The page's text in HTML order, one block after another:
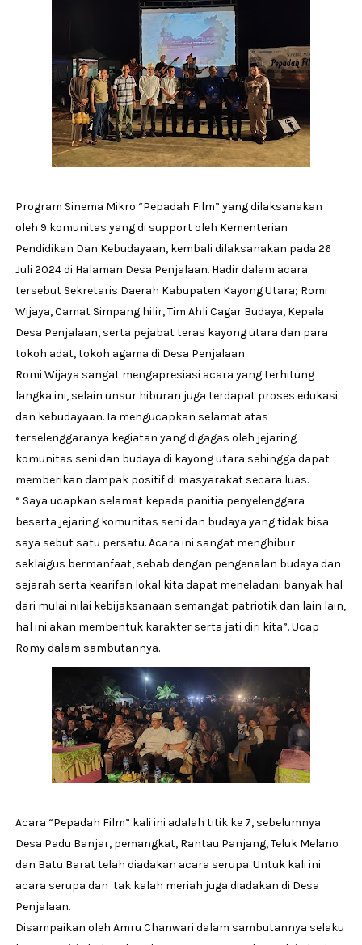
Program Sinema Mikro “Pepadah Film” yang dilaksanakan
oleh 9 komunitas yang di support oleh Kementerian
Pendidikan Dan Kebudayaan, kembali dilaksanakan pada 26
Juli 2024 di Halaman Desa Penjalaan. Hadir dalam acara
tersebut Sekretaris Daerah Kabupaten Kayong Utara; Romi
Wijaya, Camat Simpang hilir, Tim Ahli Cagar Budaya, Kepala
Desa Penjalaan, serta pejabat teras kayong utara dan para
tokoh adat, tokoh agama di Desa Penjalaan.
Romi Wijaya sangat mengapresiasi acara yang terhitung
langka ini, selain unsur hiburan juga terdapat proses edukasi
dan kebudayaan. Ia mengucapkan selamat atas
terselenggaranya kegiatan yang digagas oleh jejaring
komunitas seni dan budaya di kayong utara sehingga dapat
memberikan dampak positif di masyarakat secara luas.
“ Saya ucapkan selamat kepada panitia penyelenggara
beserta jejaring komunitas seni dan budaya yang tidak bisa
saya sebut satu persatu. Acara ini sangat menghibur
seklaigus bermanfaat, sebab dengan pengenalan budaya dan
sejarah serta kearifan lokal kita dapat meneladani banyak hal
dari mulai nilai kebijaksanaan semangat patriotik dan lain lain,
hal ini akan membentuk karakter serta jati diri kita”. Ucap
Romy dalam sambutannya.
Acara “Pepadah Film” kali ini adalah titik ke 7, sebelumnya
Desa Padu Banjar, pemangkat, Rantau Panjang, Teluk Melano
dan Batu Barat telah diadakan acara serupa. Untuk kali ini
acara serupa dan tak kalah meriah juga diadakan di Desa
Penjalaan.
Disampaikan oleh Amru Chanwari dalam sambutannya selaku